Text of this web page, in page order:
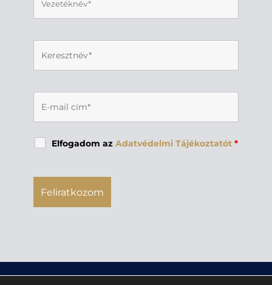
Elfogadom az Adatvédelmi Tájékoztatót *